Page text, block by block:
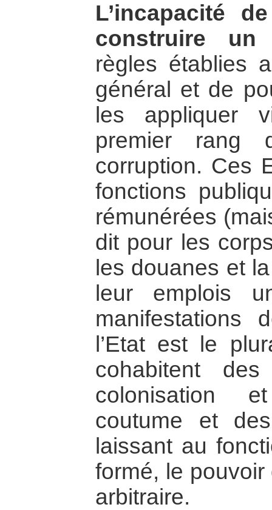
L’incapacité
construire un
règles établies
général et de
les appliquer
premier rang
corruption. Ces
fonctions
rémunérées
dit pour les
les douanes et
leur emplois
manifestations
l’Etat est le
cohabitent
colonisation
coutume et
laissant au
formé, le pouvoir
arbitraire.